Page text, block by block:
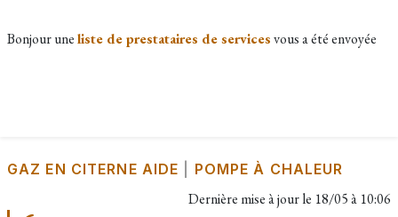
Bonjour uneliste de prestataires de servicesvous a été envoyée
GAZ EN CITERNE AIDE POMPE À CHALEUR
Dernière mise à jour le 18/05 à 10:06